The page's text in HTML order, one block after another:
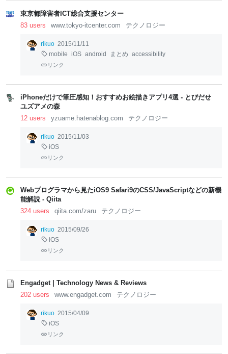
東京都障害者ICT総合支援センター
83 users
www.tokyo-itcenter.com テクノロジー
rikuo 2015/11/11
mobile iOS android まとめ accessibility
リンク
iPhoneだけで筆圧感知！おすすめお絵描きアプリ4選 - とびだせ
ユズアメの森
12 users
yzuame.hatenablog.com テクノロジー
rikuo 2015/11/03
iOS
リンク
Webプログラマから見たiOS9 Safari9のCSS/JavaScriptなどの新機
能解説 - Qiita
324 users
qiita.com/zaru テクノロジー
rikuo 2015/09/26
iOS
リンク
Engadget | Technology News & Reviews
202 users
www.engadget.com テクノロジー
rikuo 2015/04/09
iOS
リンク